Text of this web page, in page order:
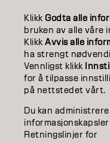
BECOME A
CONTACT US
ImprintPrivacy Policy
Accessibility
KlikkGodta alle
bruken av alle våre
KlikkAvvis alle
ha strengt
Vennligst klikk
for å tilpasse
på nettstedet vårt.
Du kan
Retningslinjer for